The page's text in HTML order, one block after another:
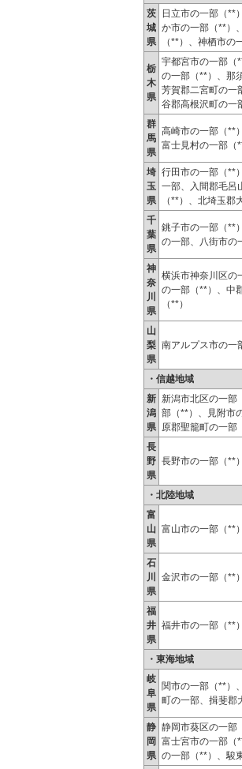
茨
城
県
日立市の一部（**
か市の一部（**）
（**）、神栖市
栃
木
県
宇都宮市の一部（
の一部（**）、那
芳賀郡二宮町の一
谷郡高根沢町の一
群
馬
県
高崎市の一部（**
富士見村の一部（
埼
玉
県
行田市の一部（**
一部、入間郡毛呂
（**）、北埼玉郡
千
葉
県
銚子市の一部（**
の一部、八街市の
神
奈
川
県
横浜市神奈川区の
の一部（**）、中
（**）
山
梨
県
南アルプス市の一
・信越地域
新
潟
県
新潟市北区の一部
部（**）、見附市
原郡聖籠町の一部
長
野
県
長野市の一部（**
・北陸地域
富
山
県
富山市の一部（**）
石
川
県
金沢市の一部（**）
福
井
県
福井市の一部（**）
・東海地域
岐
阜
県
関市の一部（**）
町の一部、揖斐郡
静
岡
県
静岡市葵区の一部
富士宮市の一部（
の一部（**）、駿